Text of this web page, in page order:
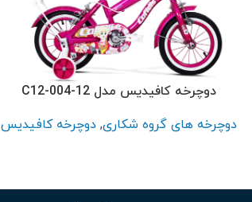
سایز 27.5
سایز 26
پر بازدید ترین
سایز 24
سایز 12
دوچرخه کافیدیس مدل C12-004-12
دوچرخه های گروه شکاری,دوچرخه کافیدیس